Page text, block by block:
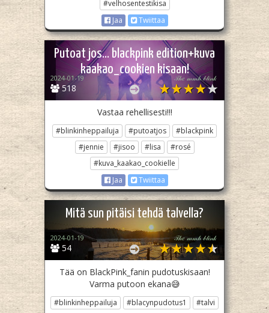
#velhosentestikisa
Jaa
Twiittaa
Putoat jos... blackpink edition+kuva
kaakao_cookien kisaan!
518
2024-01-19 𝒯𝒽𝑒 𝓂𝓂𝒽 𝒷𝓁𝒾𝓃𝓀
Vastaa rehellisesti!!!
#blinkinheppailuja #putoatjos
#blackpink
#jennie
#jisoo #lisa
#rosé
#kuva_kaakao_cookielle
Jaa
Twiittaa
Mitä sun pitäisi tehdä talvella?
54
2024-01-19 𝒯𝒽𝑒 𝓂𝓂𝒽 𝒷𝓁𝒾𝓃𝓀
Tää on BlackPink_fanin pudotuskisaan!
Varma putoon ekana😅
#blinkinheppailuja #blacynpudotus1
#talvi